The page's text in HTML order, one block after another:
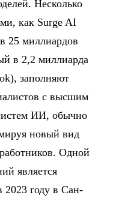
Несколько
как Surge AI
25 миллиардов
в 2,2 миллиарда
заполняют
с высшим
ИИ, обычно
новый вид
Одной
является
2023 году в Сан-